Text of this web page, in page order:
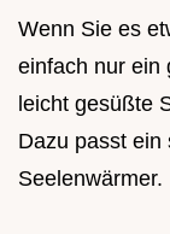
Wenn Sie es
einfach nur ein
leicht gesüßte
Dazu passt ein
Seelenwärmer.